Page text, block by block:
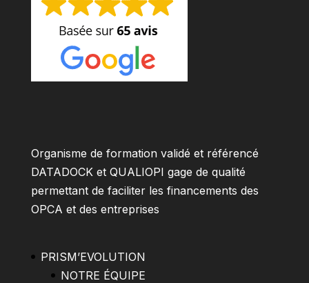
Organisme de formation validé et référencé
DATADOCK et QUALIOPI gage de qualité
permettant de faciliter les financements des
OPCA et des entreprises
PRISM’EVOLUTION
NOTRE ÉQUIPE